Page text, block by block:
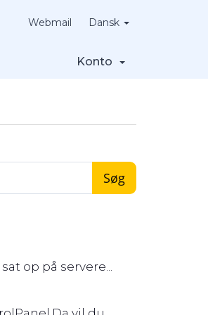
Webmail Dansk
Konto
op på servere...